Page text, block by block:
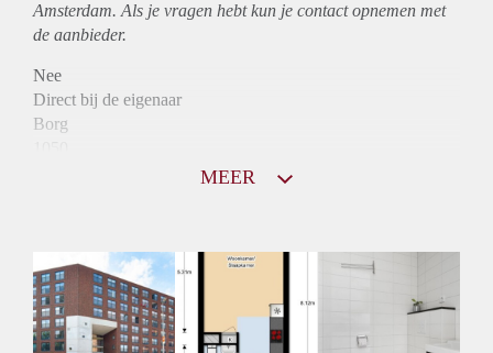
Amsterdam. Als je vragen hebt kun je contact opnemen met
de aanbieder.
Nee
Direct bij de eigenaar
Borg
Inkomen eis
N.V.T.
Huurtermijn
Onbepaalde termijn
MEER